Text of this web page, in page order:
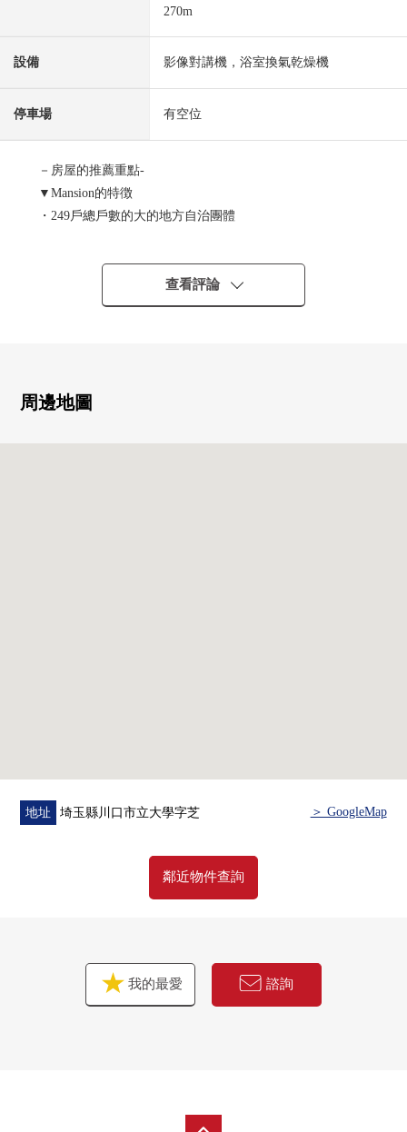
270m
設備 影像對講機，浴室換氣乾燥機
停車場 有空位
－房屋的推薦重點-
▼Mansion的特徴
・249戶總戶數的大的地方自治團體
・ 全居室收納有
・附帶TV監視器的內部對講機
查看評論
周邊地圖
地址 埼玉縣川口市立大學字芝 ＞ GoogleMap
鄰近物件查詢
我的最愛 諮詢